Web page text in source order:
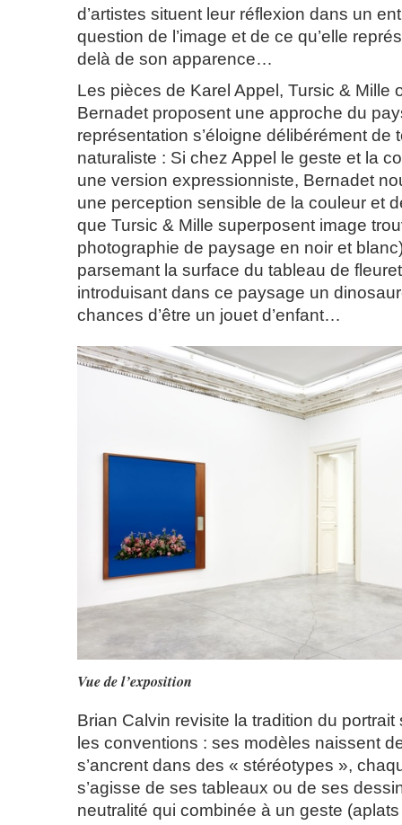
d’artistes situent leur réflexion dans un
question de l’image et de ce qu’elle
delà de son apparence…
Les pièces de Karel Appel, Tursic & Mille
Bernadet proposent une approche du
représentation s’éloigne délibérément de
naturaliste : Si chez Appel le geste et la
une version expressionniste, Bernadet
une perception sensible de la couleur et
que Tursic & Mille superposent image
photographie de paysage en noir et
parsemant la surface du tableau de
introduisant dans ce paysage un
chances d’être un jouet d’enfant…
Vue de l’exposition
Brian Calvin revisite la tradition du
les conventions : ses modèles naissent
s’ancrent dans des « stéréotypes »,
s’agisse de ses tableaux ou de ses
neutralité qui combinée à un geste